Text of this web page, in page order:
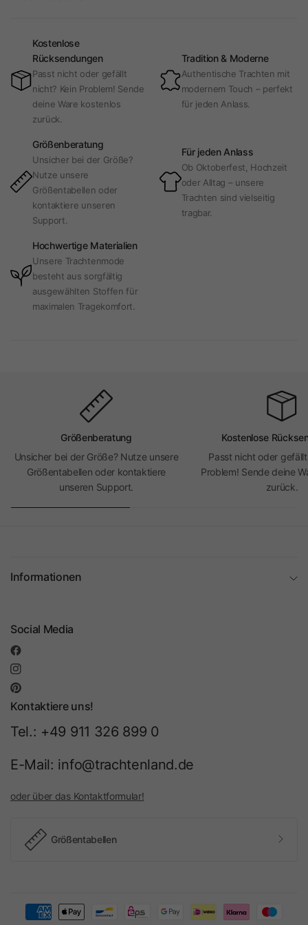
Kostenlose
Rücksendungen
Passt nicht oder gefällt
nicht? Kein Problem! Sende
deine Ware kostenlos
zurück.
Tradition & Moderne
Authentische Trachten mit
modernem Touch – perfekt
für jeden Anlass.
Größenberatung
Unsicher bei der Größe?
Nutze unsere
Größentabellen oder
kontaktiere unseren
Support.
Für jeden Anlass
Ob Oktoberfest, Hochzeit
oder Alltag – unsere
Trachten sind vielseitig
tragbar.
Hochwertige Materialien
Unsere Trachtenmode
besteht aus sorgfältig
ausgewählten Stoffen für
maximalen Tragekomfort.
Größenberatung
Unsicher bei der Größe? Nutze unsere
Größentabellen oder kontaktiere
unseren Support.
Kostenlose
Passt nicht oder
Problem! Sende deine
zurück.
Informationen
Social Media
Kontaktiere uns!
Tel.: +49 911 326 899 0
E-Mail: info@trachtenland.de
oder über das Kontaktformular!
Größentabellen